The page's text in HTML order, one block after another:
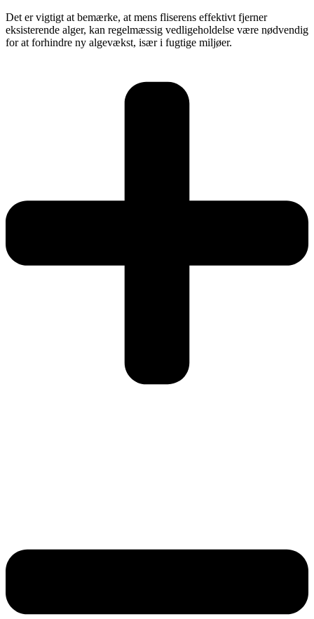
Det er vigtigt at bemærke, at mens fliserens effektivt fjerner
eksisterende alger, kan regelmæssig vedligeholdelse være nødvendig
for at forhindre ny algevækst, især i fugtige miljøer.